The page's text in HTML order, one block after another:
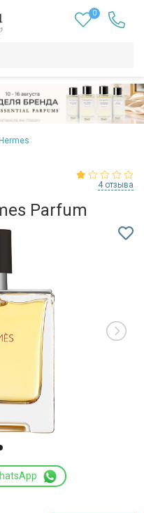
0
Hermes
4 отзыва
Parfum